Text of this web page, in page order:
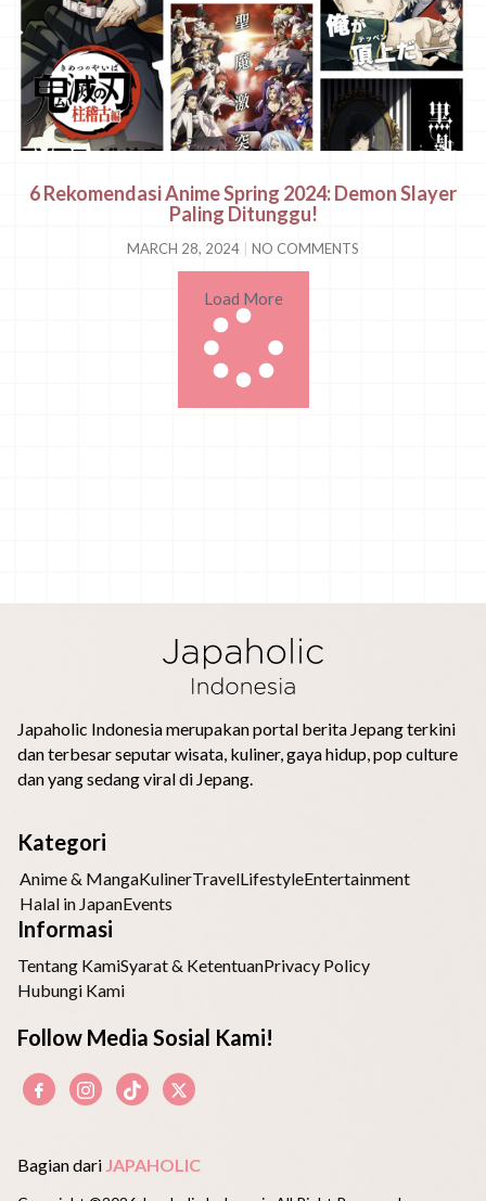
6 Rekomendasi Anime Spring 2024: Demon Slayer
Paling Ditunggu!
MARCH 28, 2024 NO COMMENTS
Load More
Japaholic Indonesia merupakan portal berita Jepang terkini
dan terbesar seputar wisata, kuliner, gaya hidup, pop culture
dan yang sedang viral di Jepang.
Kategori
Anime & MangaKulinerTravelLifestyleEntertainment
Halal in JapanEvents
Informasi
Tentang KamiSyarat & KetentuanPrivacy Policy
Hubungi Kami
Follow Media Sosial Kami!
Bagian dari JAPAHOLIC